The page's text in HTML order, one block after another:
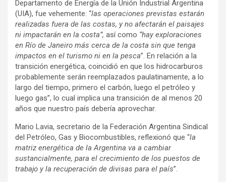
Departamento de Energía de la Unión Industrial Argentina
(UIA), fue vehemente: “las operaciones previstas estarán
realizadas fuera de las costas, y no afectarán el paisajes
ni impactarán en la costa”, así como “hay exploraciones
en Río de Janeiro más cerca de la costa sin que tenga
impactos en el turismo ni en la pesca”. En relación a la
transición energética, coincidió en que los hidrocarburos
probablemente serán reemplazados paulatinamente, a lo
largo del tiempo, primero el carbón, luego el petróleo y
luego gas”, lo cual implica una transición de al menos 20
años que nuestro país debería aprovechar.
Mario Lavia, secretario de la Federación Argentina Sindical
del Petróleo, Gas y Biocombustibles, reflexionó que “la
matriz energética de la Argentina va a cambiar
sustancialmente, para el crecimiento de los puestos de
trabajo y la recuperación de divisas para el país”.